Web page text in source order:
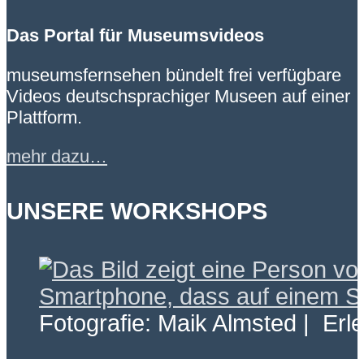
Das Portal für Museumsvideos
museumsfernsehen bündelt frei verfügbare
Videos deutschsprachiger Museen auf einer
Plattform.
mehr dazu…
UNSERE WORKSHOPS
Fotografie: Maik Almsted |